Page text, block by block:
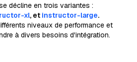
décline en trois variantes :
xl, et instructor-large.
niveaux de performance et
à divers besoins d'intégration.